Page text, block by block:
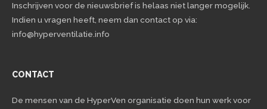
Inschrijven voor de nieuwsbrief is helaas niet langer mogelijk.
Indien u vragen heeft, neem dan contact op via:
info@hyperventilatie.info
CONTACT
De mensen van de HyperVen organisatie doen hun werk voor